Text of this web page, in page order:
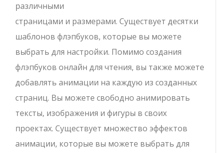
различными
страницами и размерами. Существует десятки
шаблонов флэпбуков, которые вы можете
выбрать для настройки. Помимо создания
флэпбуков онлайн для чтения, вы также можете
добавлять анимации на каждую из созданных
страниц. Вы можете свободно анимировать
тексты, изображения и фигуры в своих
проектах. Существует множество эффектов
анимации, которые вы можете выбрать для